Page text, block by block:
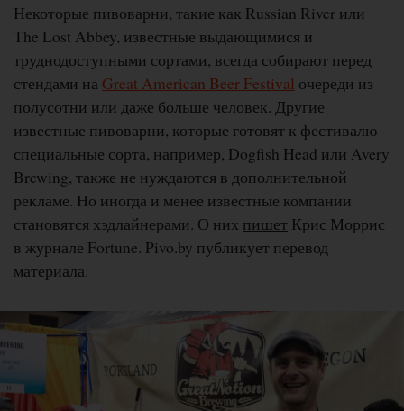
Некоторые пивоварни, такие как Russian River или
The Lost Abbey, известные выдающимися и
труднодоступными сортами, всегда собирают перед
стендами на Great American Beer Festival очереди из
полусотни или даже больше человек. Другие
известные пивоварни, которые готовят к фестивалю
специальные сорта, например, Dogfish Head или Avery
Brewing, также не нуждаются в дополнительной
рекламе. Но иногда и менее известные компании
становятся хэдлайнерами. О них пишет Крис Моррис
в журнале Fortune. Pivo.by публикует перевод
материала.